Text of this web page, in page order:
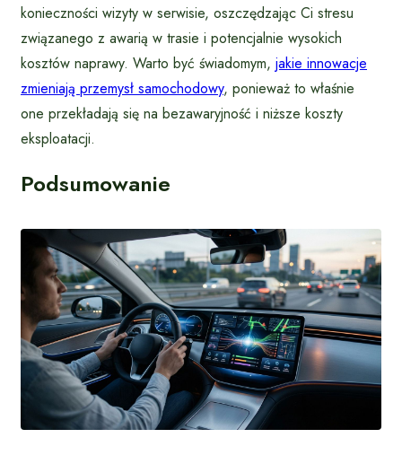
konieczności wizyty w serwisie, oszczędzając Ci stresu
związanego z awarią w trasie i potencjalnie wysokich
kosztów naprawy. Warto być świadomym, jakie innowacje
zmieniają przemysł samochodowy, ponieważ to właśnie
one przekładają się na bezawaryjność i niższe koszty
eksploatacji.
Podsumowanie